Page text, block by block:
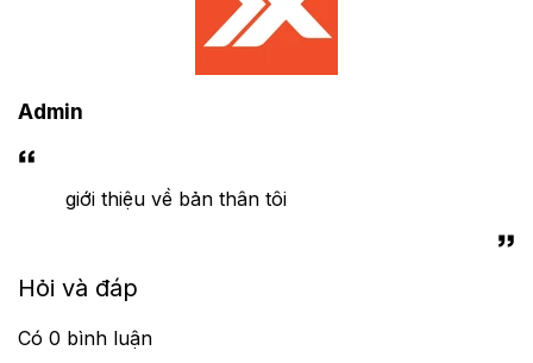
Admin
giới thiệu về bản thân tôi
Hỏi và đáp
Có 0 bình luận